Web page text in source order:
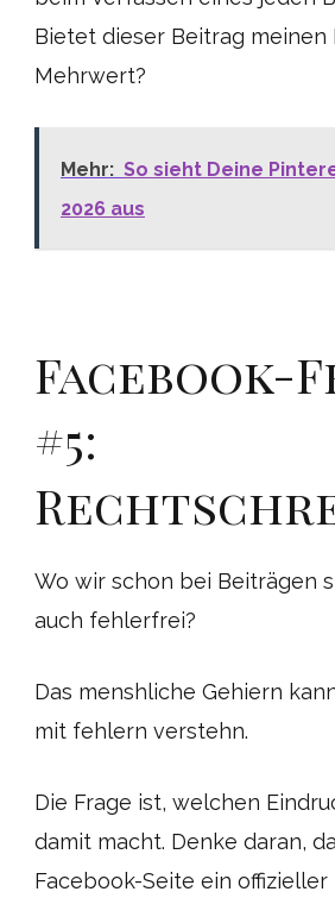
Bietet dieser Beitrag meinen
Mehrwert?
Mehr: So sieht Deine
2026 aus
Facebook-
#5:
Wo wir schon bei Beiträgen
auch fehlerfrei?
Das menshliche Gehiern
mit fehlern verstehn.
Die Frage ist, welchen
damit macht. Denke daran,
Facebook-Seite ein offizieller